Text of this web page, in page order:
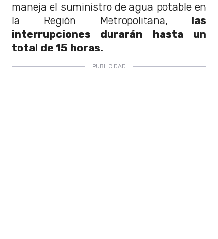
maneja el suministro de agua potable en
la Región Metropolitana, las
interrupciones durarán hasta un
total de 15 horas.